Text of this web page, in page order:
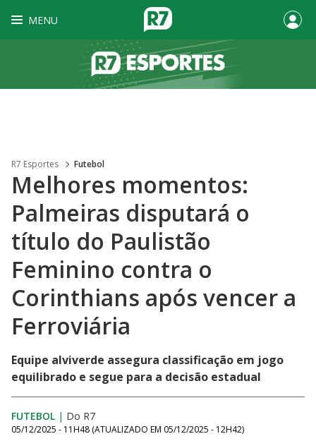
MENU
R7 Esportes Futebol
Melhores momentos:
Palmeiras disputará o
título do Paulistão
Feminino contra o
Corinthians após vencer a
Ferroviária
Equipe alviverde assegura classificação em jogo
equilibrado e segue para a decisão estadual
FUTEBOL | Do R7
05/12/2025 - 11H48 (ATUALIZADO EM 05/12/2025 - 12H42)